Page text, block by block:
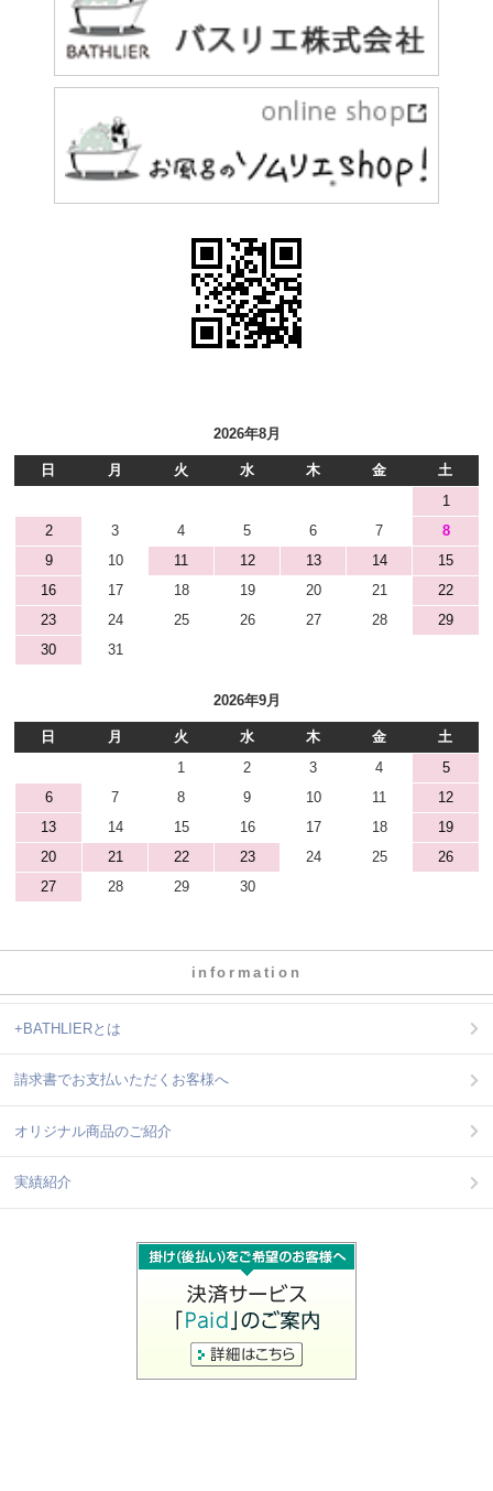
2026年8月
日 月 火 水 木 金
土
1
2
3 4 5 6 7
8
9
10 11 12 13 14
15
16
17 18 19 20 21
22
23
24 25 26 27 28
29
30
31
2026年9月
日 月 火 水 木 金
土
1
2 3 4
5
6
7 8 9 10 11
12
13
14 15 16 17 18
19
20
21 22 23 24 25
26
27
28 29 30
information
+BATHLIERとは
請求書でお支払いただくお客様へ
オリジナル商品のご紹介
実績紹介